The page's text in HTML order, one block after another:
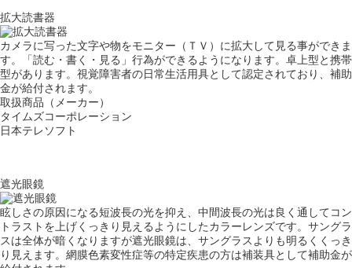
拡大読書器
カメラに写った文字や物をモニター（ＴＶ）に拡大して見る事ができま
す。「読む・書く・見る」行為ができるようになります。卓上型と携帯
型があります。視覚障害者の日常生活用具として認定されており、補助
金が給付されます。
取扱商品（メーカー）
タイムズコーポレーション
日本テレソフト
遮光眼鏡
眩しさの原因になる短波長の光を抑え、中間波長の光は良く通してコン
トラストを上げくっきり見えるようにしたカラーレンズです。サングラ
スは全体が暗くなりますが遮光眼鏡は、サングラスよりも明るくくっき
り見えます。網膜色素変性症等の特定疾患の方は補装具として補助金が